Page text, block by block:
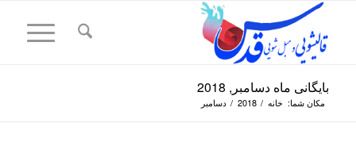
بایگانی ماه دسامبر, 2018
مکان شما: خانه /
2018
/ دسامبر